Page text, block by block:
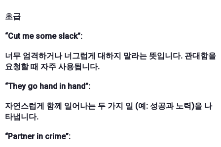
초급
“Cut me some slack”:
너무 엄격하거나 너그럽게 대하지 말라는 뜻입니다. 관대함을
요청할 때 자주 사용됩니다.
“They go hand in hand”:
자연스럽게 함께 일어나는 두 가지 일 (예: 성공과 노력)을 나
타냅니다.
“Partner in crime”: